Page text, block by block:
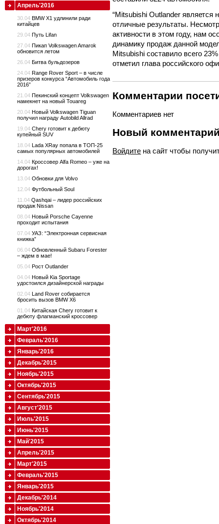
“Mitsubishi Outlander
отличные результаты.
активности в этом году, нам
динамику продаж данной
Mitsubishi составило всего
отметил глава российского
Комментарии
Комментариев нет
Новый
Войдите на сайт чтобы
Апрель'2016
30.04 BMW X1 удлинили ради
китайцев
29.04 Путь Lifan
27.04 Пикап Volkswagen Amarok
обновится летом
26.04 Битва бульдозеров
24.04 Range Rover Sport – в числе
призеров конкурса “Автомобиль года
2016”
21.04 Пекинский концепт Volkswagen
намекнет на новый Touareg
20.04 Новый Volkswagen Tiguan
получил награду Autobild Allrad
19.04 Chery готовит к дебюту
купейный SUV
18.04 Lada XRay попала в ТОП-25
самых популярных автомобилей
14.04 Кроссовер Alfa Romeo – уже на
дорогах!
13.04 Обновки для Volvo
12.04 Футбольный Soul
11.04 Qashqai – лидер российских
продаж Nissan
08.04 Новый Porsche Cayenne
проходит испытания
07.04 УАЗ: “Электронная сервисная
книжка”
06.04 Обновленный Subaru Forester
– ждем в мае!
05.04 Рост Outlander
04.04 Новый Kia Sportage
удостоился дизайнерской награды
02.04 Land Rover собирается
бросить вызов BMW X6
01.04 Китайская Chery готовит к
дебюту флагманский кроссовер
Март'2016
Февраль'2016
Январь'2016
Декабрь'2015
Ноябрь'2015
Октябрь'2015
Сентябрь'2015
Август'2015
Июль'2015
Июнь'2015
Май'2015
Апрель'2015
Март'2015
Февраль'2015
Январь'2015
Декабрь'2014
Ноябрь'2014
Октябрь'2014